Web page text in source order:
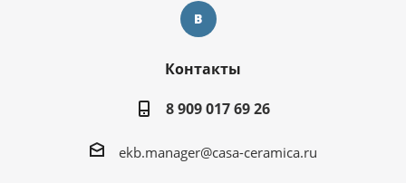
Контакты
8 909 017 69 26
ekb.manager@casa-ceramica.ru